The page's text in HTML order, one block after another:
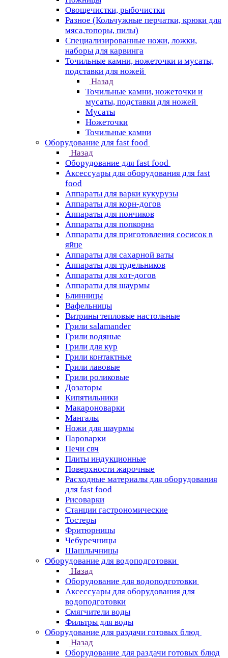
Овощечистки, рыбочистки
Разное (Кольчужные перчатки, крюки для
мяса,топоры, пилы)
Специализированные ножи, ложки,
наборы для карвинга
Точильные камни, ножеточки и мусаты,
подставки для ножей
Назад
Точильные камни, ножеточки и
мусаты, подставки для ножей
Мусаты
Ножеточки
Точильные камни
Оборудование для fast food
Назад
Оборудование для fast food
Аксессуары для оборудования для fast
food
Аппараты для варки кукурузы
Аппараты для корн-догов
Аппараты для пончиков
Аппараты для попкорна
Аппараты для приготовления сосисок в
яйце
Аппараты для сахарной ваты
Аппараты для трдельников
Аппараты для хот-догов
Аппараты для шаурмы
Блинницы
Вафельницы
Витрины тепловые настольные
Грили salamander
Грили водяные
Грили для кур
Грили контактные
Грили лавовые
Грили роликовые
Дозаторы
Кипятильники
Макароноварки
Мангалы
Ножи для шаурмы
Пароварки
Печи свч
Плиты индукционные
Поверхности жарочные
Расходные материалы для оборудования
для fast food
Рисоварки
Станции гастрономические
Тостеры
Фритюрницы
Чебуречницы
Шашлычницы
Оборудование для водоподготовки
Назад
Оборудование для водоподготовки
Аксессуары для оборудования для
водоподготовки
Смягчители воды
Фильтры для воды
Оборудование для раздачи готовых блюд
Назад
Оборудование для раздачи готовых блюд